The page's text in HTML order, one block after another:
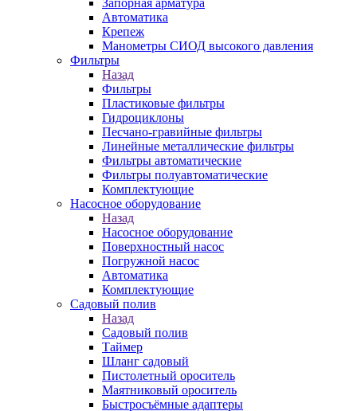
Запорная арматура
Автоматика
Крепеж
Манометры СИОД высокого давления
Фильтры
Назад
Фильтры
Пластиковые фильтры
Гидроциклоны
Песчано-гравийные фильтры
Линейные металлические фильтры
Фильтры автоматические
Фильтры полуавтоматические
Комплектующие
Насосное оборудование
Назад
Насосное оборудование
Поверхностный насос
Погружной насос
Автоматика
Комплектующие
Садовый полив
Назад
Садовый полив
Таймер
Шланг садовый
Пистолетный ороситель
Маятниковый ороситель
Быстросъёмные адаптеры